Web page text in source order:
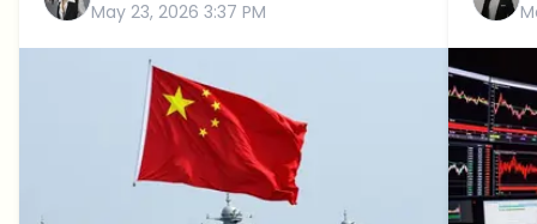
May 23, 2026 3:37 PM